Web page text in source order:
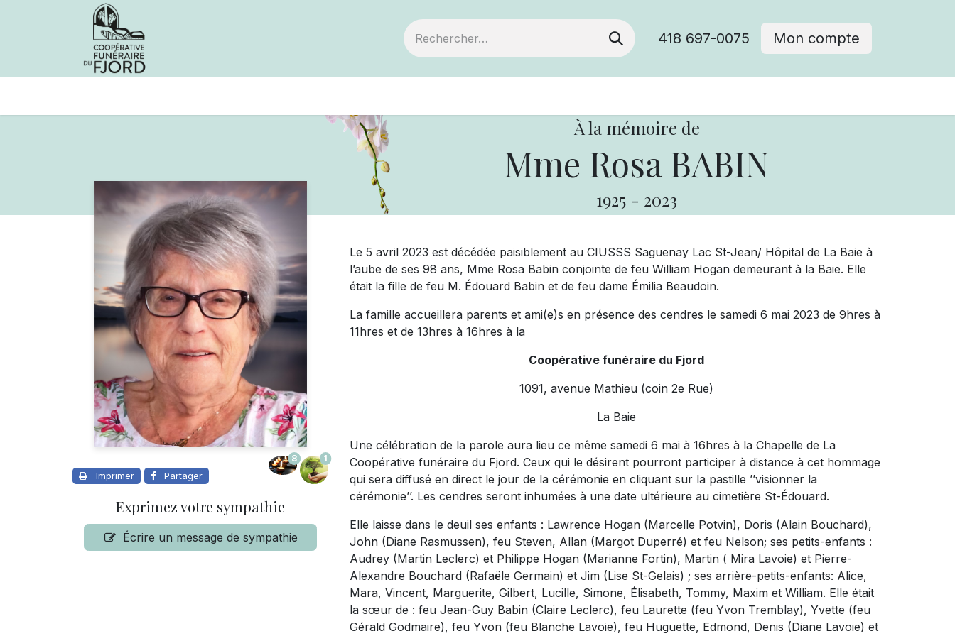
418 697-0075 Mon compte
À la mémoire de
Mme Rosa BABIN
1925 - 2023
Imprimer Partager
8 1
Exprimez votre sympathie
Écrire un message de sympathie
Le 5 avril 2023 est décédée paisiblement au CIUSSS Saguenay Lac St-Jean/ Hôpital de La Baie à
l’aube de ses 98 ans, Mme Rosa Babin conjointe de feu William Hogan demeurant à la Baie. Elle
était la fille de feu M. Édouard Babin et de feu dame Émilia Beaudoin.
La famille accueillera parents et ami(e)s en présence des cendres le samedi 6 mai 2023 de 9hres à
11hres et de 13hres à 16hres à la
Coopérative funéraire du Fjord
1091, avenue Mathieu (coin 2e Rue)
La Baie
Une célébration de la parole aura lieu ce même samedi 6 mai à 16hres à la Chapelle de La
Coopérative funéraire du Fjord. Ceux qui le désirent pourront participer à distance à cet hommage
qui sera diffusé en direct le jour de la cérémonie en cliquant sur la pastille ’’visionner la
cérémonie’’. Les cendres seront inhumées à une date ultérieure au cimetière St-Édouard.
Elle laisse dans le deuil ses enfants : Lawrence Hogan (Marcelle Potvin), Doris (Alain Bouchard),
John (Diane Rasmussen), feu Steven, Allan (Margot Duperré) et feu Nelson; ses petits-enfants :
Audrey (Martin Leclerc) et Philippe Hogan (Marianne Fortin), Martin ( Mira Lavoie) et Pierre-
Alexandre Bouchard (Rafaële Germain) et Jim (Lise St-Gelais) ; ses arrière-petits-enfants: Alice,
Mara, Vincent, Marguerite, Gilbert, Lucille, Simone, Élisabeth, Tommy, Maxim et William. Elle était
la sœur de : feu Jean-Guy Babin (Claire Leclerc), feu Laurette (feu Yvon Tremblay), Yvette (feu
Gérald Godmaire), feu Yvon (feu Blanche Lavoie), feu Huguette, Edmond, Denis (Diane Lavoie) et